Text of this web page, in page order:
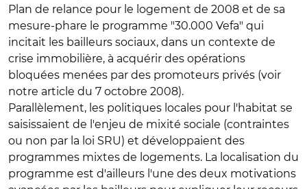
Plan de relance pour le logement de 2008 et de sa
mesure-phare le programme "30.000 Vefa" qui
incitait les bailleurs sociaux, dans un contexte de
crise immobilière, à acquérir des opérations
bloquées menées par des promoteurs privés (voir
notre article du 7 octobre 2008).
Parallèlement, les politiques locales pour l'habitat se
saisissaient de l'enjeu de mixité sociale (contraintes
ou non par la loi SRU) et développaient des
programmes mixtes de logements. La localisation du
programme est d'ailleurs l'une des deux motivations